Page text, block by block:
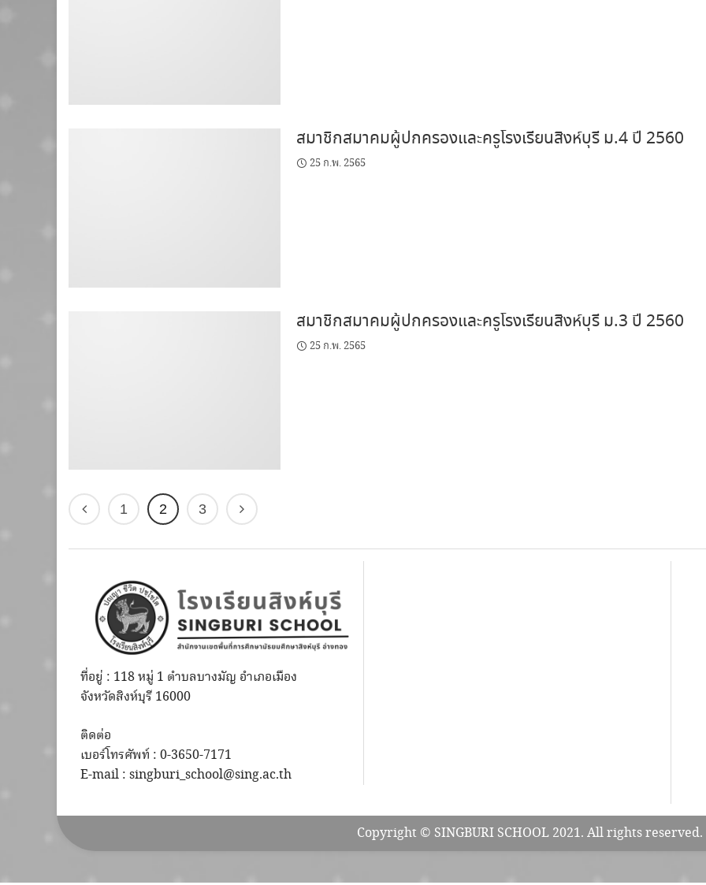
สมาชิกสมาคมผู้ปกครองและครูโรงเรียนสิงห์บุรี ม.4 ปี 2560
25 ก.พ. 2565
สมาชิกสมาคมผู้ปกครองและครูโรงเรียนสิงห์บุรี ม.3 ปี 2560
25 ก.พ. 2565
1 2 3
ที่อยู่ : 118 หมู่ 1 ตำบลบางมัญ อำเภอเมือง
จังหวัดสิงห์บุรี 16000
ติดต่อ
เบอร์โทรศัพท์ : 0-3650-7171
E-mail : singburi_school@sing.ac.th
Copyright © SINGBURI SCHOOL 2021. All rights reserved.